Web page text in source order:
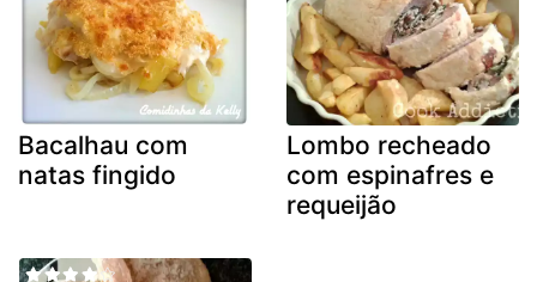
Bacalhau com
natas fingido
Lombo recheado
com espinafres e
requeijão